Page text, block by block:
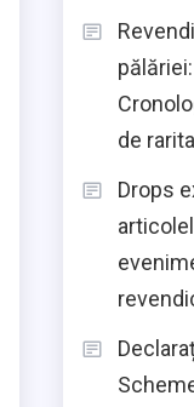
de
Drops